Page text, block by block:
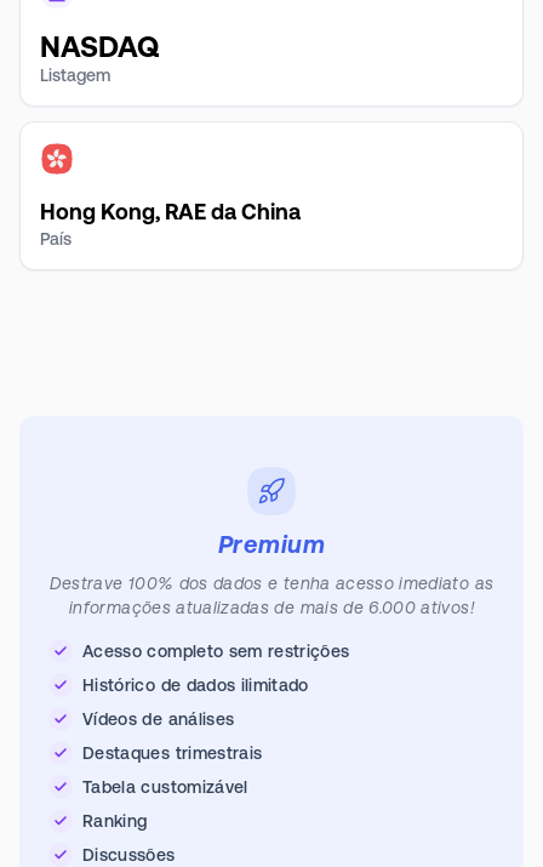
NASDAQ
Listagem
Hong Kong, RAE da China
País
Premium
Destrave 100% dos dados e tenha acesso imediato as
informações atualizadas de mais de 6.000 ativos!
Acesso completo sem restrições
Histórico de dados ilimitado
Vídeos de análises
Destaques trimestrais
Tabela customizável
Ranking
Discussões